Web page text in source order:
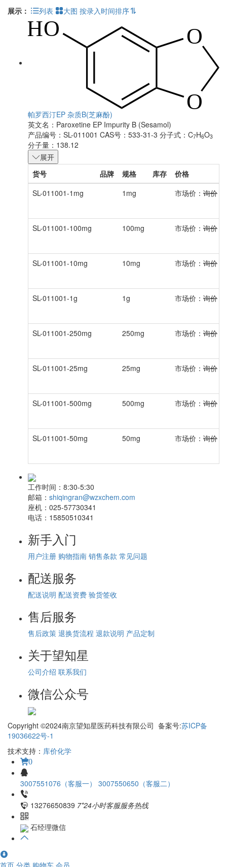
展示：
列表 大图 按录入时间排序
帕罗西汀EP 杂质B(芝麻酚)
英文名： Paroxetine EP Impurity B (Sesamol)
产品编号：SL-011001 CAS号：533-31-3 分子式：C7H6O3
分子量：138.12
展开
货号
品牌 规格 库存
价格
SL-011001-1mg
1mg 市场价： 询价
SL-011001-100mg 100mg 市场价： 询价
SL-011001-10mg 10mg 市场价： 询价
SL-011001-1g 1g 市场价： 询价
SL-011001-250mg 250mg 市场价： 询价
SL-011001-25mg 25mg 市场价： 询价
SL-011001-500mg 500mg 市场价： 询价
SL-011001-50mg 50mg 市场价： 询价
工作时间： 8:30-5:30
邮箱： shiqingran@wzxchem.com
座机： 025-57730341
电话： 15850510341
新手入门
用户注册 购物指南 销售条款 常见问题
配送服务
配送说明 配送资费 验货签收
售后服务
售后政策 退换货流程 退款说明 产品定制
关于望知星
公司介绍 联系我们
微信公众号
Copyright ©2024南京望知星医药科技有限公司 备案号:苏ICP备
19036622号-1
技术支持： 库价化学
0
3007551076（客服一） 3007550650（客服二）
13276650839 7*24小时客服服务热线
石经理微信
首页 分类 购物车 会员